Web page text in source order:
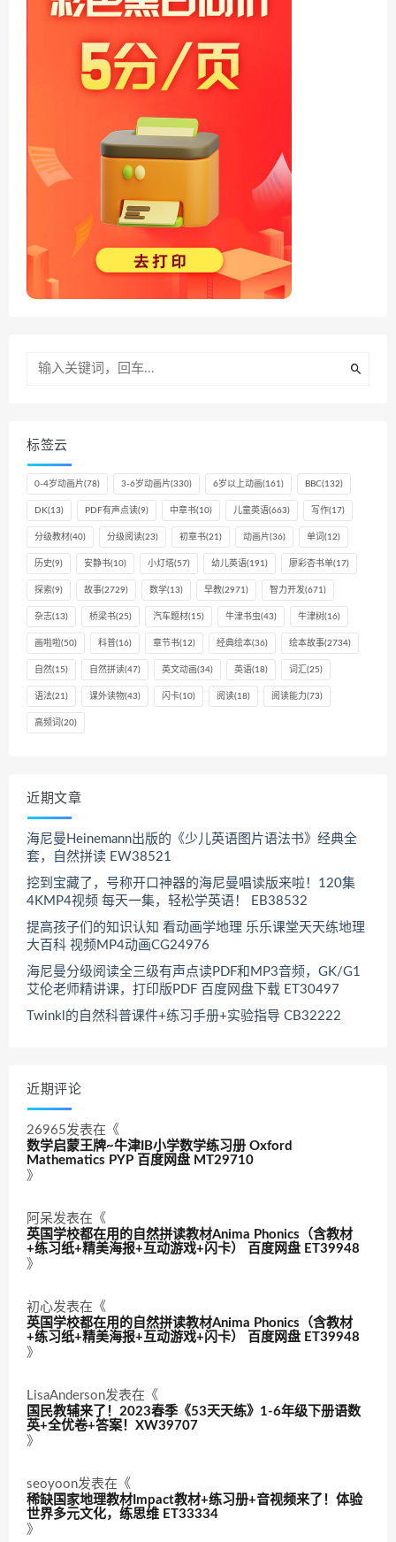
标签云
0-4岁动画片(78) 3-6岁动画片(330) 6岁以上动画(161) BBC(132)
DK(13) PDF有声点读(9) 中章书(10) 儿童英语(663) 写作(17)
分级教材(40) 分级阅读(23) 初章书(21) 动画片(36) 单词 (12)
历史(9) 安静书(10) 小灯塔(57) 幼儿英语(191) 廖彩杏书单(17)
探索(9) 故事(2729) 数学(13) 早教(2971) 智力开发(671)
杂志(13) 桥梁书(25) 汽车题材(15) 牛津书虫(43) 牛津树(16)
画啦啦(50) 科普(16) 章节书(12) 经典绘本(36) 绘本故事(2734)
自然(15) 自然拼读(47) 英文动画(34) 英语(18) 词汇 (25)
语法(21) 课外读物(43) 闪卡(10) 阅读(18) 阅读能力(73)
高频词 (20)
近期文章
海尼曼Heinemann出版的《少儿英语图片语法书》经典全
套，自然拼读 EW38521
挖到宝藏了，号称开口神器的海尼曼唱读版来啦！120集
4KMP4视频 每天一集，轻松学英语！ EB38532
提高孩子们的知识认知 看动画学地理 乐乐课堂天天练地理
大百科 视频MP4动画CG24976
海尼曼分级阅读全三级有声点读PDF和MP3音频，GK/G1
艾伦老师精讲课，打印版PDF 百度网盘下载 ET30497
Twinkl的自然科普课件+练习手册+实验指导 CB32222
近期评论
26965发表在《
数学启蒙王牌~牛津IB小学数学练习册 Oxford
Mathematics PYP 百度网盘 MT29710
》
阿呆发表在《
英国学校都在用的自然拼读教材Anima Phonics（含教材
+练习纸+精美海报+互动游戏+闪卡） 百度网盘 ET39948
》
初心发表在《
英国学校都在用的自然拼读教材Anima Phonics（含教材
+练习纸+精美海报+互动游戏+闪卡） 百度网盘 ET39948
》
LisaAnderson发表在《
国民教辅来了！2023春季《53天天练》1-6年级下册语数
英+全优卷+答案！XW39707
》
seoyoon发表在《
稀缺国家地理教材Impact教材+练习册+音视频来了！体验
世界多元文化，练思维 ET33334
》